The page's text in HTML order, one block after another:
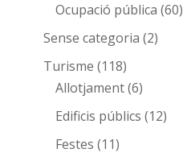
Ocupació pública (60)
Sense categoria (2)
Turisme (118)
Allotjament(6)
Edificis públics (12)
Festes (11)